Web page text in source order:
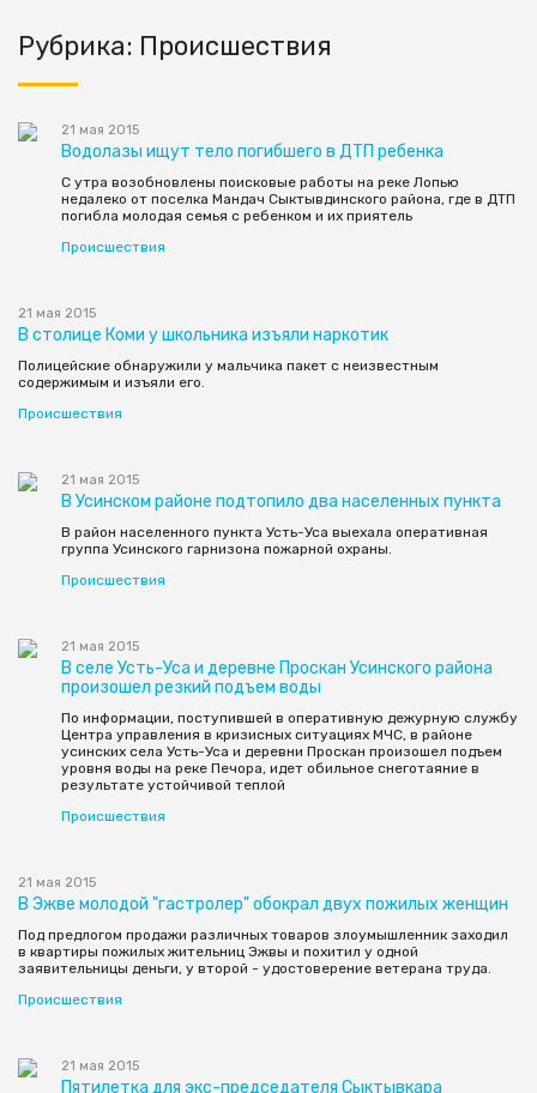
Рубрика: Происшествия
21 мая 2015
Водолазы ищут тело погибшего в ДТП ребенка
С утра возобновлены поисковые работы на реке Лопью
недалеко от поселка Мандач Сыктывдинского района, где в ДТП
погибла молодая семья с ребенком и их приятель
Происшествия
21 мая 2015
В столице Коми у школьника изъяли наркотик
Полицейские обнаружили у мальчика пакет с неизвестным
содержимым и изъяли его.
Происшествия
21 мая 2015
В Усинском районе подтопило два населенных пункта
В район населенного пункта Усть-Уса выехала оперативная
группа Усинского гарнизона пожарной охраны.
Происшествия
21 мая 2015
В селе Усть-Уса и деревне Проскан Усинского района
произошел резкий подъем воды
По информации, поступившей в оперативную дежурную службу
Центра управления в кризисных ситуациях МЧС, в районе
усинских села Усть-Уса и деревни Проскан произошел подъем
уровня воды на реке Печора, идет обильное снеготаяние в
результате устойчивой теплой
Происшествия
21 мая 2015
В Эжве молодой "гастролер" обокрал двух пожилых женщин
Под предлогом продажи различных товаров злоумышленник заходил
в квартиры пожилых жительниц Эжвы и похитил у одной
заявительницы деньги, у второй - удостоверение ветерана труда.
Происшествия
21 мая 2015
Пятилетка для экс-председателя Сыктывкара